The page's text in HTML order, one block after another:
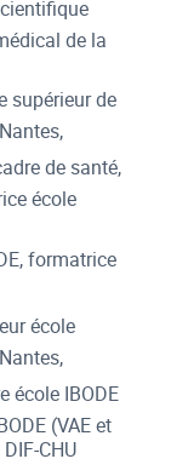
de la
supérieur de
de santé,
école
formatrice
école
école IBODE
(VAE et
CHU